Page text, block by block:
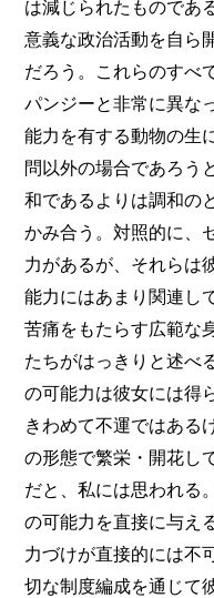
は減じられたものであ
意義な政治活動を自ら
だろう。これらのすべ
パンジーと非常に異な
能力を有する動物の生
問以外の場合であろう
和であるよりは調和の
かみ合う。対照的に、
力があるが、それらは
能力にはあまり関連し
苦痛をもたらす広範な
たちがはっきりと述べ
の可能力は彼女には得
きわめて不運ではある
の形態で繁栄・開花し
だと、私には思われる
の可能力を直接に与え
力づけが直接的には不
切な制度編成を通じて